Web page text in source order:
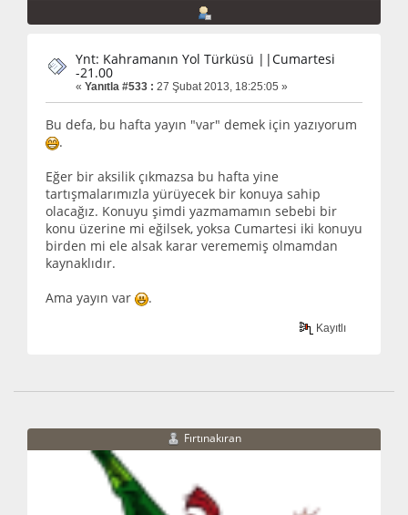
Ynt: Kahramanın Yol Türküsü ||Cumartesi
-21.00
« Yanıtla #533 : 27 Şubat 2013, 18:25:05 »
Bu defa, bu hafta yayın "var" demek için yazıyorum
.
Eğer bir aksilik çıkmazsa bu hafta yine
tartışmalarımızla yürüyecek bir konuya sahip
olacağız. Konuyu şimdi yazmamamın sebebi bir
konu üzerine mi eğilsek, yoksa Cumartesi iki konuyu
birden mi ele alsak karar verememiş olmamdan
kaynaklıdır.
Ama yayın var
.
Kayıtlı
Fırtınakıran